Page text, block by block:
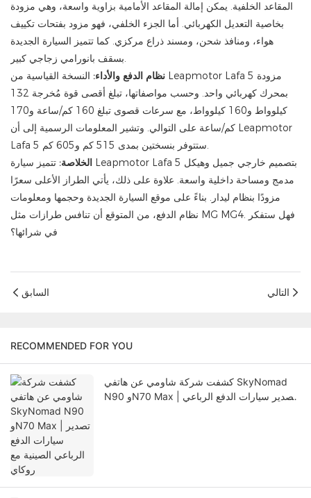
المقاعد الخلفية. يمكن إمالة المقاعد الأمامية بزاوية واسعة، وهي مزودة
بخاصية التعديل الكهربائي. أما الجزء الخلفي، فهو مزود بفتحات تكييف
هواء، ومنافذ شحن، ومسند ذراع مركزي. كما تتميز السيارة الجديدة
بسقف بانورامي زجاجي كبير.
نظام الدفع والأداء: النسخة القياسية من Leapmotor Lafa 5 مزودة
بمحرك كهربائي واحد. وحسب مواصفاتها، تبلغ أقصى قوة مُخرجة 132
كيلوواط و160 كيلوواط، مع سرعات قصوى تبلغ 160 كم/ساعة و170
كم/ساعة على التوالي. وتشير المعلومات الرسمية إلى أن Leapmotor
Lafa 5 ستتوفر بنسختين بمدى 515 كم و605 كم.
الخلاصة: تتميز سيارة Leapmotor Lafa 5 بتصميم خارجي جميل وهيكل
مدمج ومساحة داخلية واسعة. علاوة على ذلك، يأتي الطراز الأعلى سعرًا
مزودًا بنظام ليدار. بناءً على موقع السيارة الجديدة وحجمها ومعلومات
نظام الدفع، من المتوقع أن تنافس طرازات مثل MG MG4. فهل ستفكر
في شرائها؟
السابق التالي
RECOMMENDED FOR YOU
كشفت شركة شاومي عن هاتفي SkyNomad
N90 وN70 Max | تصدير سيارات الدفع الرباعي